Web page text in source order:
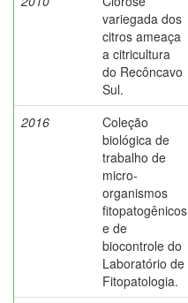
variegada dos
citros ameaça
a citricultura
do Recôncavo
Sul.
2016
Coleção
biológica de
trabalho de
micro-
organismos
fitopatogênicos
e de
biocontrole do
Laboratório de
Fitopatologia.